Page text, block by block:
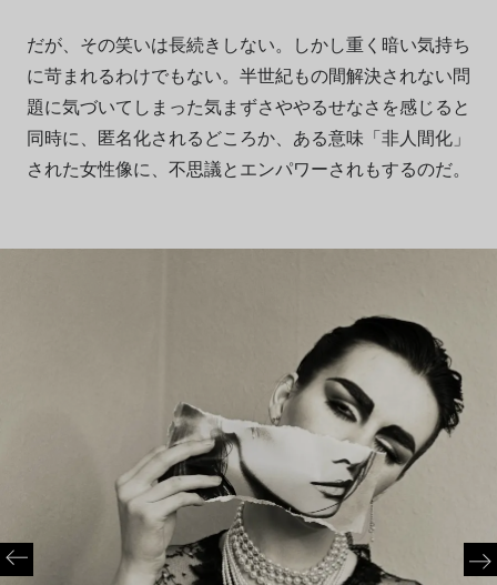
だが、その笑いは長続きしない。しかし重く暗い気持ち
に苛まれるわけでもない。半世紀もの間解決されない問
題に気づいてしまった気まずさややるせなさを感じると
同時に、匿名化されるどころか、ある意味「非人間化」
された女性像に、不思議とエンパワーされもするのだ。